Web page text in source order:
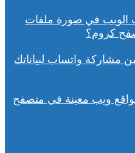
في صورة ملفات
مشاركة واتساب لبياناتك
ويب معينة في متصفح